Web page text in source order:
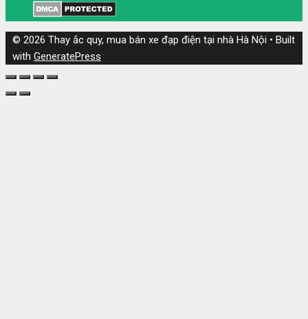
© 2026 Thay ắc quy, mua bán xe đạp điện tại nhà Hà Nội • Built
with GeneratePress